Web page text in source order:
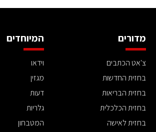
מדורים
צ'אט הכתבים
בחזית החדשות
בחזית הבריאות
בחזית הכלכלית
בחזית לאישה
המיוחדים
וידאו
מגזין
דעות
גלריות
המטבחון